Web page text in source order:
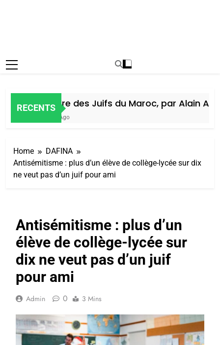
RECENTS
Histoire des Juifs du Maroc, par Alain
5 Jours Ago
Home
DAFINA
Antisémitisme : plus d’un élève de collège-lycée sur dix
ne veut pas d’un juif pour ami
Antisémitisme : plus d’un
élève de collège-lycée sur
dix ne veut pas d’un juif
pour ami
Admin 0 3 Mins